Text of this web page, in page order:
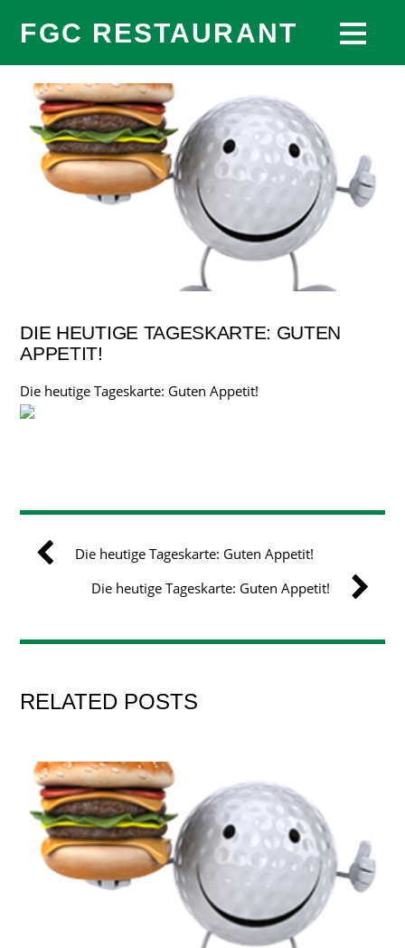
FGC RESTAURANT
DIE HEUTIGE TAGESKARTE: GUTEN
APPETIT!
Die heutige Tageskarte: Guten Appetit!
Die heutige Tageskarte: Guten Appetit!
Die heutige Tageskarte: Guten Appetit!
RELATED POSTS